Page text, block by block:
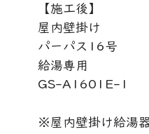
【施工後】
屋内壁掛け
パーパス16号
給湯専用
GS-A1601E-1
※屋内壁掛け給湯